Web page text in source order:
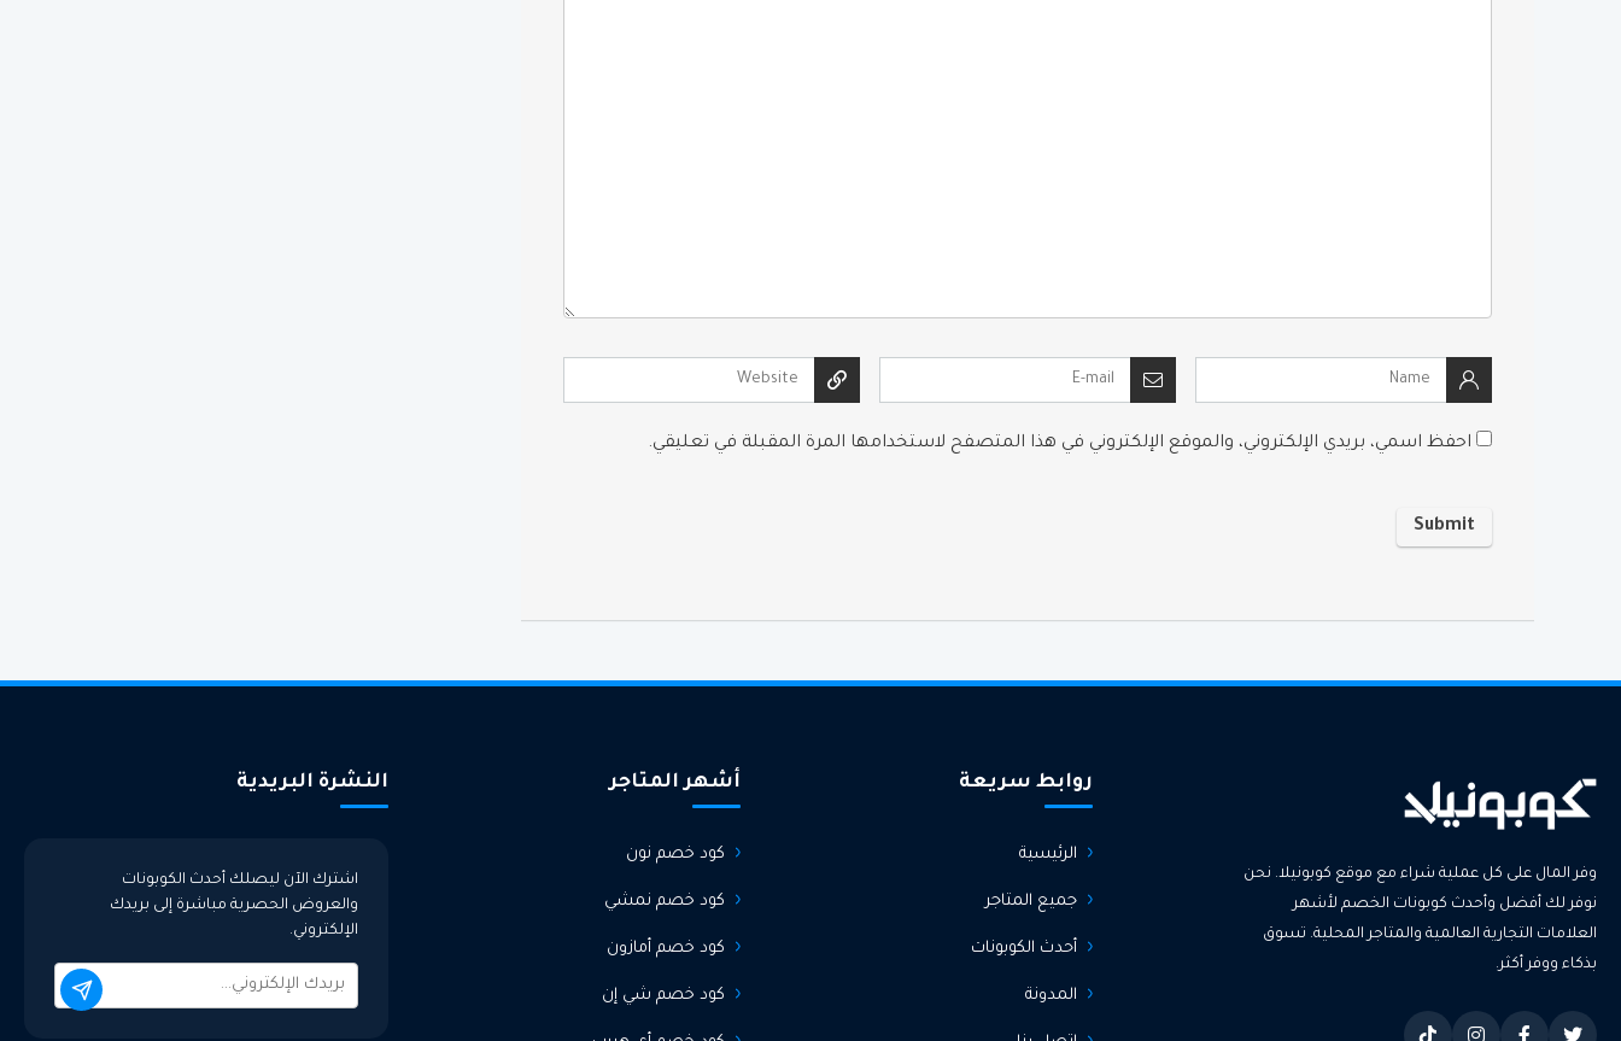
احفظ اسمي، بريدي الإلكتروني، والموقع الإلكتروني في هذا المتصفح لاستخدامها المرة المقبلة في تعليقي.
وفر المال على كل عملية شراء مع موقع كوبونيلا. نحن
نوفر لك أفضل وأحدث كوبونات الخصم لأشهر
العلامات التجارية العالمية والمتاجر المحلية. تسوق
بذكاء ووفر أكثر.
روابط سريعة
الرئيسية
جميع المتاجر
أحدث الكوبونات
المدونة
أشهر المتاجر
كود خصم نون
كود خصم نمشي
كود خصم أمازون
كود خصم شي إن
النشرة البريدية
اشترك الآن ليصلك أحدث الكوبونات
والعروض الحصرية مباشرة إلى بريدك
الإلكتروني.